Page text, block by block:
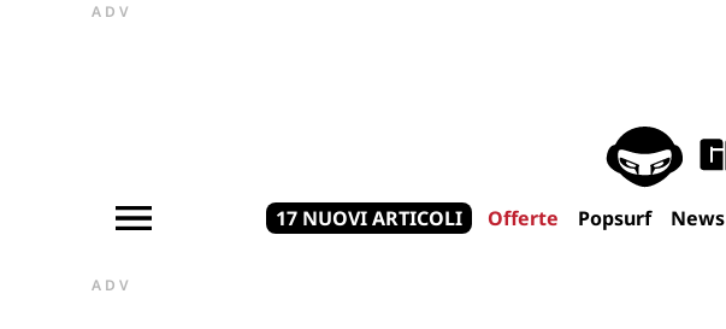
ADV
17 NUOVI ARTICOLI Offerte Popsurf News
ADV